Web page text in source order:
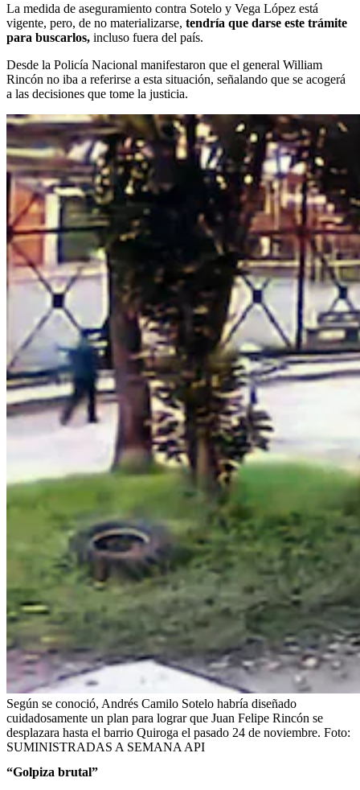
La medida de aseguramiento contra Sotelo y Vega López está
vigente, pero, de no materializarse, tendría que darse este trámite
para buscarlos, incluso fuera del país.
Desde la Policía Nacional manifestaron que el general William
Rincón no iba a referirse a esta situación, señalando que se acogerá
a las decisiones que tome la justicia.
Según se conoció, Andrés Camilo Sotelo habría diseñado
cuidadosamente un plan para lograr que Juan Felipe Rincón se
desplazara hasta el barrio Quiroga el pasado 24 de noviembre. Foto:
SUMINISTRADAS A SEMANA API
“Golpiza brutal”